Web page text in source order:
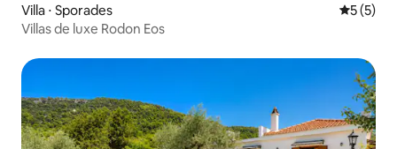
Villa ⋅ Sporades
5 (5)
Villas de luxe Rodon Eos